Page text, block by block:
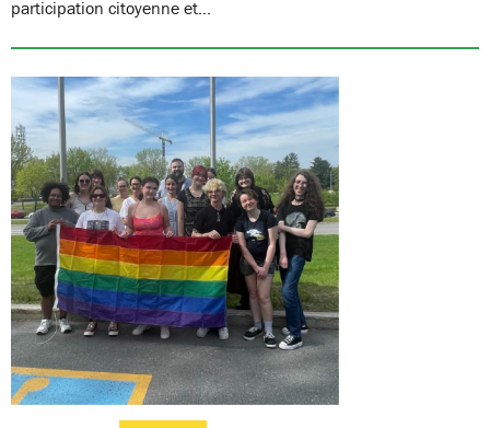
participation citoyenne et…